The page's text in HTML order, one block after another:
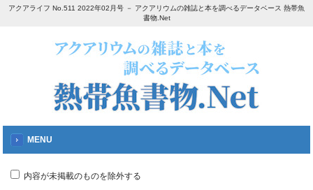
アクアライフ No.511 2022年02月号 － アクアリウムの雑誌と本を調べるデータベース 熱帯魚
書物.Net
MENU
内容が未掲載のものを除外する